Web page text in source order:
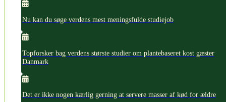
Nu kan du søge verdens mest meningsfulde studiejob
Topforsker bag verdens største studier om plantebaseret kost gæster
Danmark
Det er ikke nogen kærlig gerning at servere masser af kød for ældre